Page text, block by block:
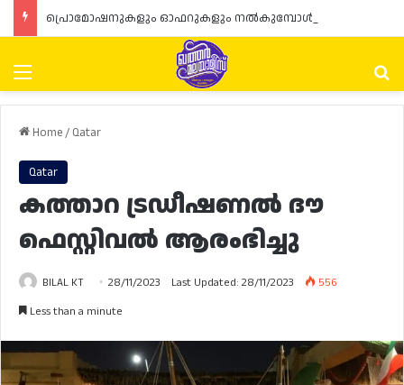
Menu
Home/ Qatar
Qatar
കത്താറ ട്രഡീഷണൽ ദൗ
ഫെസ്റ്റിവൽ ആരംഭിച്ചു
BILAL KT 28/11/2023 Last Updated: 28/11/2023
556
Less than a minute